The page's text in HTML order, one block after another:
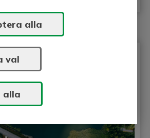
alla
val
alla
Coels kompletta
lösningar